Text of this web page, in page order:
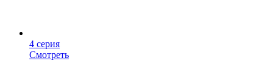
4 серия
Смотреть